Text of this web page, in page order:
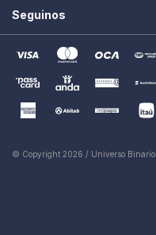
Seguinos
© Copyright 2026 / Universo Binario